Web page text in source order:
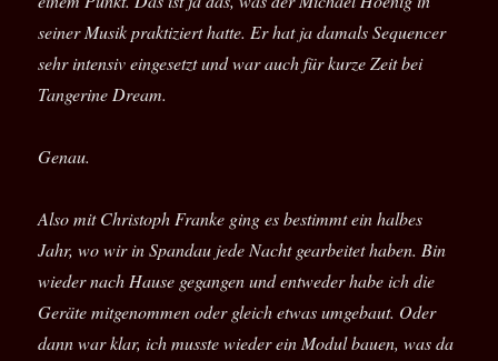
seiner Musik praktiziert hatte. Er hat ja damals Sequencer
sehr intensiv eingesetzt und war auch für kurze Zeit bei
Tangerine Dream.
Genau.
Also mit Christoph Franke ging es bestimmt ein halbes
Jahr, wo wir in Spandau jede Nacht gearbeitet haben. Bin
wieder nach Hause gegangen und entweder habe ich die
Geräte mitgenommen oder gleich etwas umgebaut. Oder
dann war klar, ich musste wieder ein Modul bauen, was da